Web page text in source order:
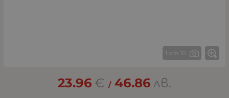
1 от 10
23.96 € / 46.86 лв.